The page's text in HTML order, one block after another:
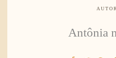
Antônia